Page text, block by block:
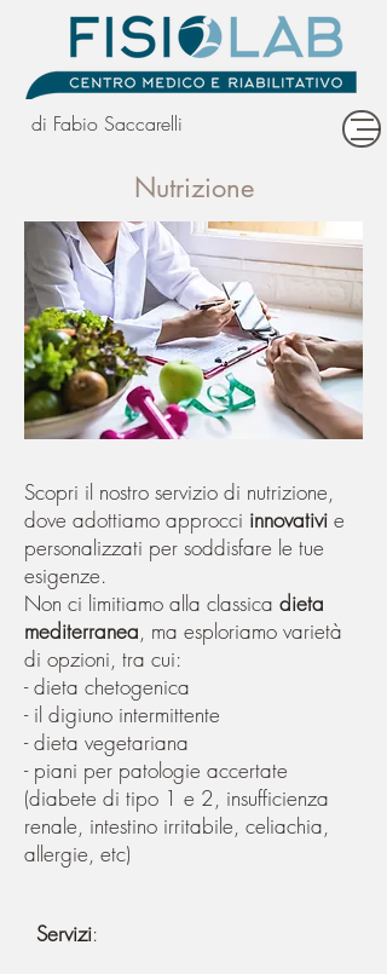
di Fabio Saccarelli
Nutrizione
Scopri il nostro servizio di nutrizione,
dove adottiamo approcci innovativi e
personalizzati per soddisfare le tue
esigenze.
Non ci limitiamo alla classica dieta
mediterranea, ma esploriamo varietà
di opzioni, tra cui:
- dieta chetogenica
- il digiuno intermittente
- dieta vegetariana
- piani per patologie accertate
(diabete di tipo 1 e 2, insufficienza
renale, intestino irritabile, celiachia,
allergie, etc)
Servizi: